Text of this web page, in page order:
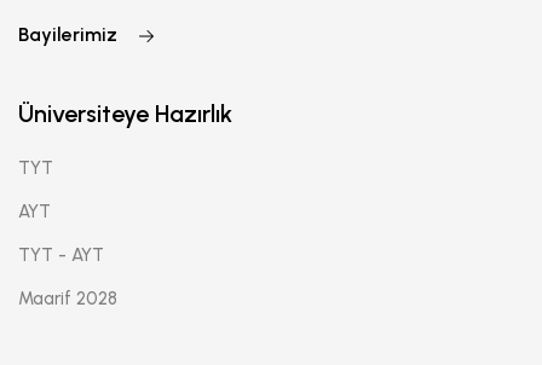
Bayilerimiz
Üniversiteye Hazırlık
TYT
AYT
TYT - AYT
Maarif 2028